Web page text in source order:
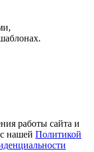
,
работы сайта и
нашей Политикой